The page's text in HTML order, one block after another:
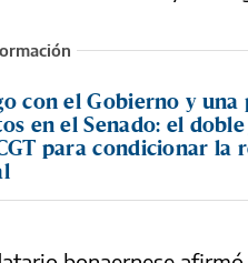
con el Gobierno y una
en el Senado: el
para condicionar la